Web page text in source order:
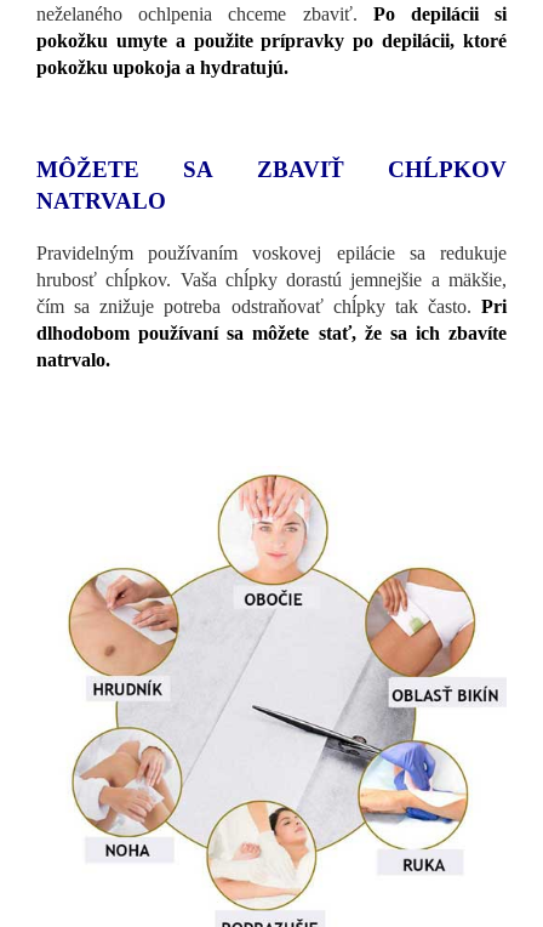
neželaného ochlpenia chceme zbaviť. Po depilácii si
pokožku umyte a použite prípravky po depilácii, ktoré
pokožku upokoja a hydratujú.
MÔŽETE SA ZBAVIŤ CHĹPKOV
NATRVALO
Pravidelným používaním voskovej epilácie sa redukuje
hrubosť chĺpkov. Vaša chĺpky dorastú jemnejšie a mäkšie,
čím sa znižuje potreba odstraňovať chĺpky tak často. Pri
dlhodobom používaní sa môžete stať, že sa ich zbavíte
natrvalo.